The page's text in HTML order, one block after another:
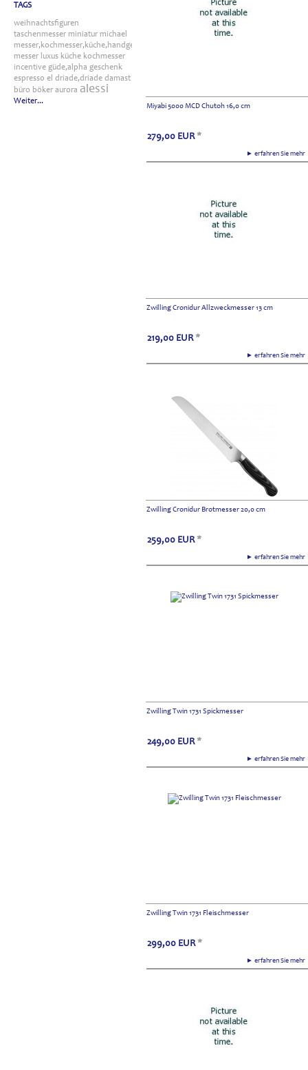
TAGS
weihnachtsfiguren
taschenmesser miniatur michael
messer,kochmesser,küche,handgefertigt
messer luxus küche kochmesser
incentive güde,alpha geschenk
espresso el driade,driade damast
büro böker aurora alessi
Weiter...
Miyabi 5000 MCD Chutoh 16,0 cm
► erfahren Sie
279,00 EUR *
Zwilling Cronidur Allzweckmesser 13 cm
► erfahren Sie
219,00 EUR *
Zwilling Cronidur Brotmesser 20,0 cm
► erfahren Sie
259,00 EUR *
Zwilling Twin 1731 Spickmesser
► erfahren Sie
249,00 EUR *
Zwilling Twin 1731 Fleischmesser
► erfahren Sie
299,00 EUR *